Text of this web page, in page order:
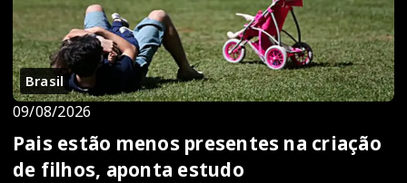
Brasil
09/08/2026
Pais estão menos presentes na criação
de filhos, aponta estudo